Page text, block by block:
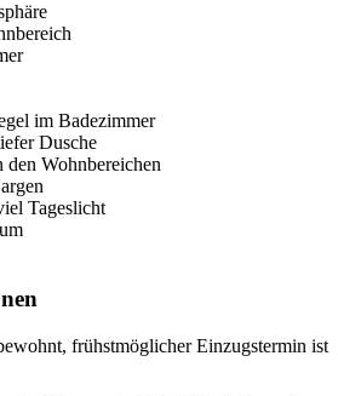
im Badezimmer
Dusche
den Wohnbereichen
Tageslicht
frühstmöglicher Einzugstermin ist